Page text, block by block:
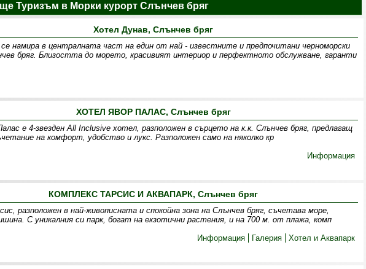
Туризъм в Морки курорт Слънчев бряг
Хотел Дунав, Слънчев бряг
намира в централната част на един от най - известните и предпочитани черноморски
бряг. Близостта до морето, красивият интериор и перфектното обслужване, гаранти
ХОТЕЛ ЯВОР ПАЛАС, Слънчев бряг
е 4-звезден All Inclusive хотел, разположен в сърцето на к.к. Слънчев бряг, предлагащ
на комфорт, удобство и лукс. Разположен само на няколко кр
Информация
КОМПЛЕКС ТАРСИС И АКВАПАРК, Слънчев бряг
разположен в най-живописната и спокойна зона на Слънчев бряг, съчетава море,
С уникалния си парк, богат на екзотични растения, и на 700 м. от плажа, комп
Информация
Галерия Хотел и Аквапарк